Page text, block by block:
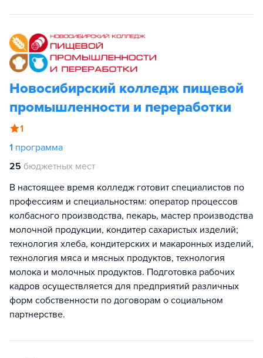
Новосибирский колледж пищевой
промышленности и переработки
1
1 программа
25 бюджетных мест
В настоящее время колледж готовит специалистов по
профессиям и специальностям: оператор процессов
колбасного производства, пекарь, мастер производства
молочной продукции, кондитер сахаристых изделий;
технология хлеба, кондитерских и макаронных изделий,
технология мяса и мясных продуктов, технология
молока и молочных продуктов. Подготовка рабочих
кадров осуществляется для предприятий различных
форм собственности по договорам о социальном
партнерстве.